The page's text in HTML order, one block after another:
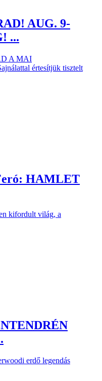
AUG. 9-
...
A MAI
értesítjük tisztelt
HAMLET
kifordult világ, a
erdő legendás